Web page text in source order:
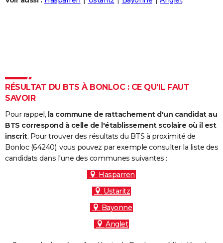
Carte de Noël
Carte Bonne année
Carte Saint-Valentin
Carte Pâques
Carte d'anniversaire
Dictionnaire
Biographies
Citations
Expressions
Proverbes
PROGRAMME TV
COPAINS D'AVANT
S'inscrire
Se connecter
Lycées
Collèges
Primaires
Universités
Entreprises
Service militaire
Avis de recherche
AVIS DE DÉCÈS
RÉSULTAT DU BTS À BONLOC : CE QU'IL FAUT
SAVOIR
Pour rappel, la commune de rattachement d'un candidat au
BTS correspond à celle de l'établissement scolaire où il est
inscrit. Pour trouver des résultats du BTS à proximité de
Bonloc (64240), vous pouvez par exemple consulter la liste des
candidats dans l'une des communes suivantes :
Hasparren
Ustaritz
Bayonne
Anglet